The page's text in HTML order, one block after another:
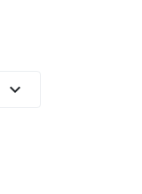
expand_more